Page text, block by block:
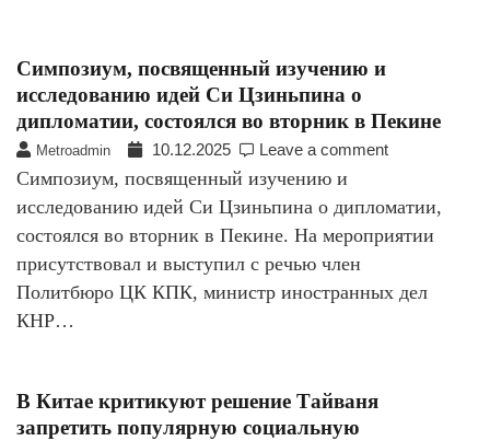
Симпозиум, посвященный изучению и
исследованию идей Си Цзиньпина о
дипломатии, состоялся во вторник в Пекине
Metroadmin 10.12.2025 Leave a comment
Симпозиум, посвященный изучению и
исследованию идей Си Цзиньпина о дипломатии,
состоялся во вторник в Пекине. На мероприятии
присутствовал и выступил с речью член
Политбюро ЦК КПК, министр иностранных дел
КНР…
В Китае критикуют решение Тайваня
запретить популярную социальную